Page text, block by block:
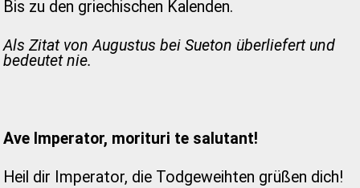
Bis zu den griechischen Kalenden.
Als Zitat von Augustus bei Sueton überliefert und
bedeutet nie.
Ave Imperator, morituri te salutant!
Heil dir Imperator, die Todgeweihten grüßen dich!